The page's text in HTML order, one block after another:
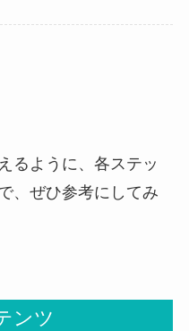
るように、各ステッ
、ぜひ参考にしてみ
ンツ